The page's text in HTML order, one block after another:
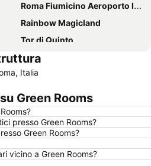
Roma Fiumicino Aeroporto Internazionale Leonardo da Vinci
Rainbow Magicland
Tor di Quinto
Metropolitana di Roma
Ostia
Piazza di Spagna e Scalinata di Trinità dei Monti
Tiburtina
Il Parco del Foro Italico
Palazzetto dello Sport
Italia
Green Rooms
presso Green Rooms?
Green Rooms?
vicino a Green Rooms?